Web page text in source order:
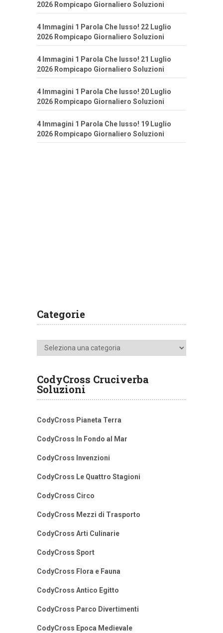
2026 Rompicapo Giornaliero Soluzioni
4 Immagini 1 Parola Che lusso! 22 Luglio
2026 Rompicapo Giornaliero Soluzioni
4 Immagini 1 Parola Che lusso! 21 Luglio
2026 Rompicapo Giornaliero Soluzioni
4 Immagini 1 Parola Che lusso! 20 Luglio
2026 Rompicapo Giornaliero Soluzioni
4 Immagini 1 Parola Che lusso! 19 Luglio
2026 Rompicapo Giornaliero Soluzioni
Categorie
Categorie
CodyCross Cruciverba
Soluzioni
CodyCross Pianeta Terra
CodyCross In Fondo al Mar
CodyCross Invenzioni
CodyCross Le Quattro Stagioni
CodyCross Circo
CodyCross Mezzi di Trasporto
CodyCross Arti Culinarie
CodyCross Sport
CodyCross Flora e Fauna
CodyCross Antico Egitto
CodyCross Parco Divertimenti
CodyCross Epoca Medievale